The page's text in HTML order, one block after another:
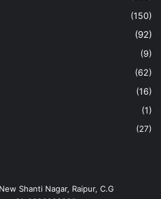
(150)
(92)
(9)
(62)
(16)
(1)
(27)
New Shanti Nagar, Raipur, C.G